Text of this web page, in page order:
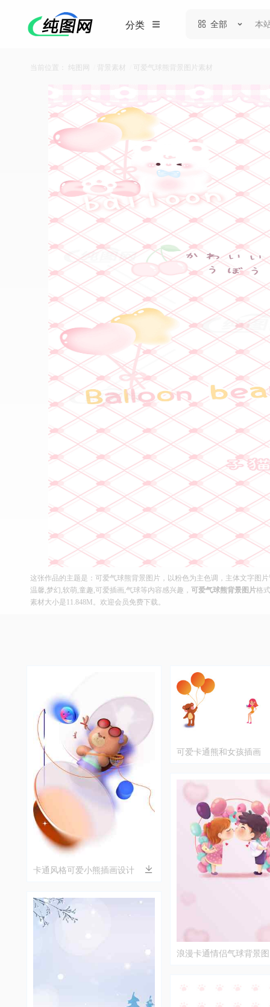
分类 全部
当前位置： 纯图网 背景素材 可爱气球熊背景图片素材
这张作品的主题是：可爱气球熊背景图片，以粉色为主色调，主体文字图
温馨,梦幻,软萌,童趣,可爱插画,气球等内容感兴趣， 可爱气球熊背景图片格
素材大小是11.848M。欢迎会员免费下载。
卡通风格可爱小熊插画设计
可爱卡通熊和女孩插画
浪漫卡通情侣气球背景